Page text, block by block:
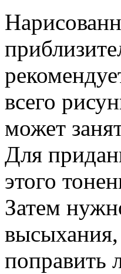
всего
может
Для
этого
Затем
поправить